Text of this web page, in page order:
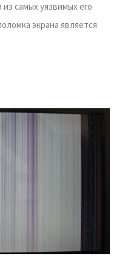
самых уязвимых его
экрана является